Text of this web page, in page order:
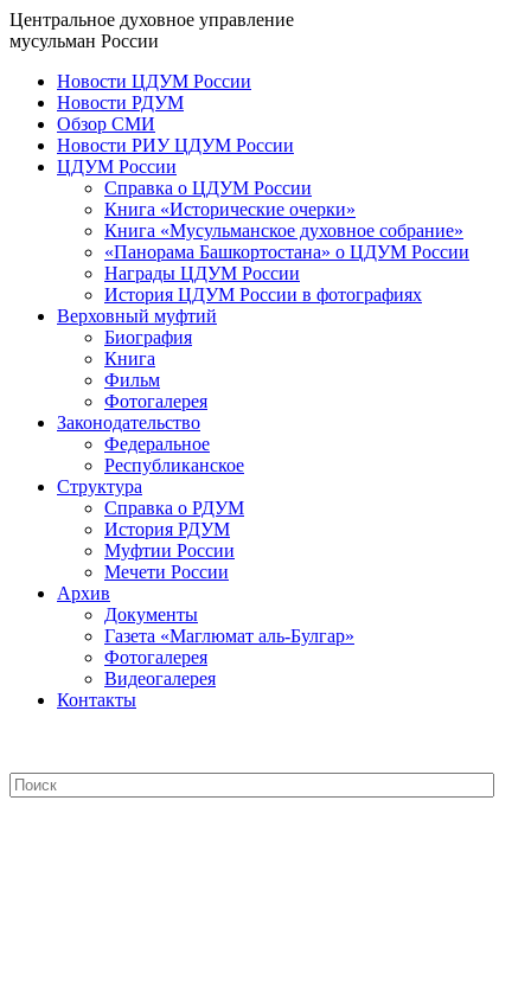
Центральное духовное управление
мусульман России
Новости ЦДУМ России
Новости РДУМ
Обзор СМИ
Новости РИУ ЦДУМ России
ЦДУМ России
Справка о ЦДУМ России
Книга «Исторические очерки»
Книга «Мусульманское духовное собрание»
«Панорама Башкортостана» о ЦДУМ России
Награды ЦДУМ России
История ЦДУМ России в фотографиях
Верховный муфтий
Биография
Книга
Фильм
Фотогалерея
Законодательство
Федеральное
Республиканское
Структура
Справка о РДУМ
История РДУМ
Муфтии России
Мечети России
Архив
Документы
Газета «Маглюмат аль-Булгар»
Фотогалерея
Видеогалерея
Контакты